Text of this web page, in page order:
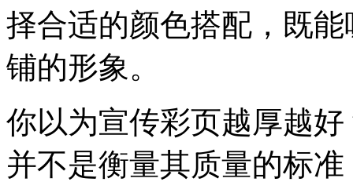
择合适的颜色搭配，既
铺的形象。
你以为宣传彩页越厚越
并不是衡量其质量的标